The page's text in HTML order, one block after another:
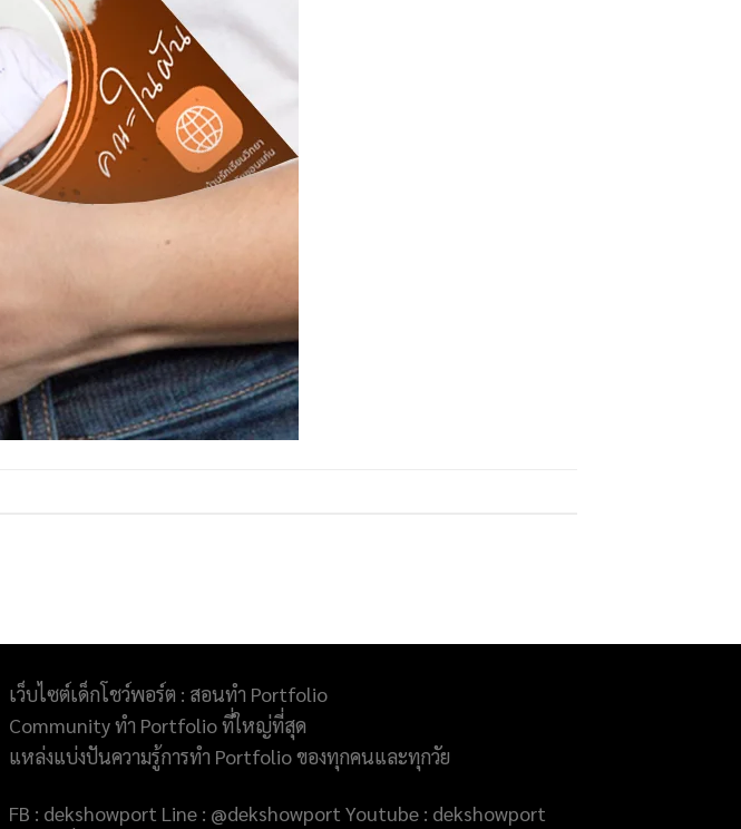
เว็บไซต์เด็กโชว์พอร์ต : สอนทำ Portfolio
Community ทำ Portfolio ที่ใหญ่ที่สุด
แหล่งแบ่งปันความรู้การทำ Portfolio ของทุกคนและทุกวัย
FB : dekshowport Line : @dekshowport Youtube : dekshowport